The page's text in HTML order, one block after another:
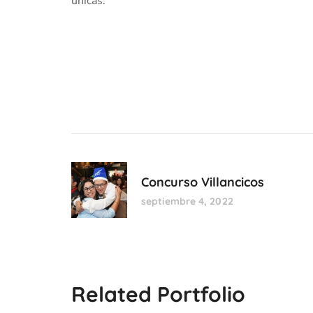
Concurso Villancicos
septiembre 4, 2022
Related Portfolio